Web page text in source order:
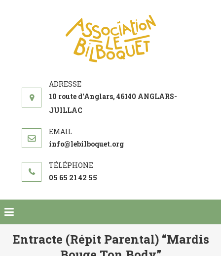
10 route d'Anglars, 46140 ANGLARS-
JUILLAC
info@lebilboquet.org
05 65 21 42 55
Entracte (répit Parental) “Mardis